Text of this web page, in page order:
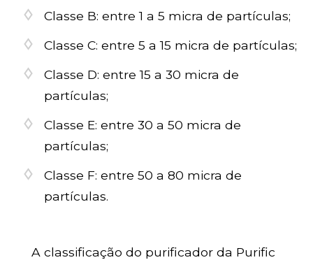
Classe B: entre 1 a 5 micra de partículas;
Classe C: entre 5 a 15 micra de partículas;
Classe D: entre 15 a 30 micra de
partículas;
Classe E: entre 30 a 50 micra de
partículas;
Classe F: entre 50 a 80 micra de
partículas.
A classificação do purificador da Purific